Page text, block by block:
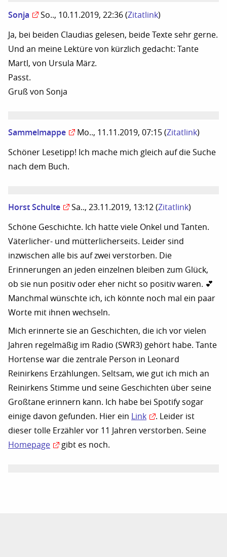
Sonja So.., 10.11.2019, 22:36 (Zitatlink)
Ja, bei beiden Claudias gelesen, beide Texte sehr gerne.
Und an meine Lektüre von kürzlich gedacht: Tante
Martl, von Ursula März.
Passt.
Gruß von Sonja
Sammelmappe Mo.., 11.11.2019, 07:15 (Zitatlink)
Schöner Lesetipp! Ich mache mich gleich auf die Suche
nach dem Buch.
Horst Schulte Sa.., 23.11.2019, 13:12 (Zitatlink)
Schöne Geschichte. Ich hatte viele Onkel und Tanten.
Väterlicher- und mütterlicherseits. Leider sind
inzwischen alle bis auf zwei verstorben. Die
Erinnerungen an jeden einzelnen bleiben zum Glück,
ob sie nun positiv oder eher nicht so positiv waren. 💕
Manchmal wünschte ich, ich könnte noch mal ein paar
Worte mit ihnen wechseln.
Mich erinnerte sie an Geschichten, die ich vor vielen
Jahren regelmäßig im Radio (SWR3) gehört habe. Tante
Hortense war die zentrale Person in Leonard
Reinirkens Erzählungen. Seltsam, wie gut ich mich an
Reinirkens Stimme und seine Geschichten über seine
Großtane erinnern kann. Ich habe bei Spotify sogar
einige davon gefunden. Hier ein Link
. Leider ist
dieser tolle Erzähler vor 11 Jahren verstorben. Seine
Homepage
gibt es noch.